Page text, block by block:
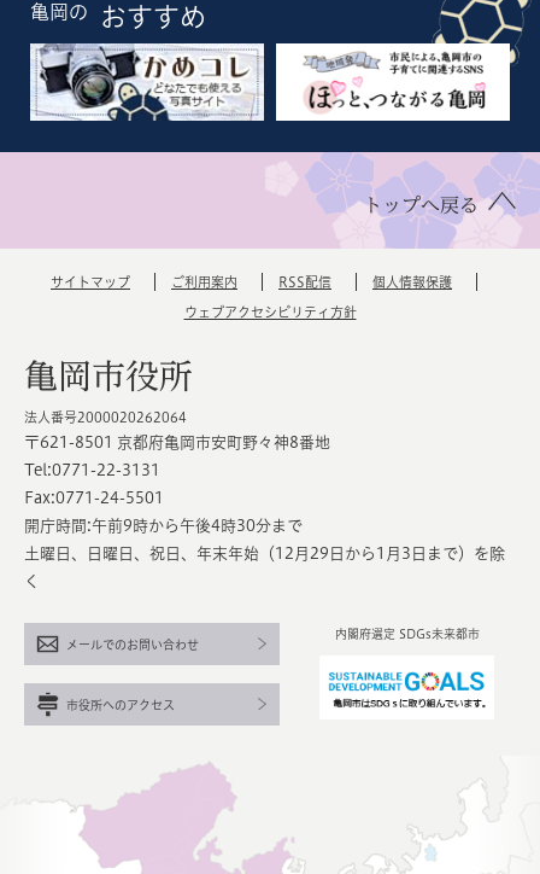
亀岡の おすすめ
トップへ戻る
サイトマップ ご利用案内 RSS配信 個人情報保護
ウェブアクセシビリティ方針
亀岡市役所
法人番号2000020262064
〒621-8501 京都府亀岡市安町野々神8番地
Tel:0771-22-3131
Fax:0771-24-5501
開庁時間:午前9時から午後4時30分まで
土曜日、日曜日、祝日、年末年始（12月29日から1月3日まで）を除
く
内閣府選定 SDGs未来都市
メールでのお問い合わせ
市役所へのアクセス